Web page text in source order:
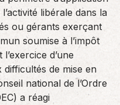
libérale dans la
ou gérants exerçant
soumise à l’impôt
d’une
de mise en
national de l’Ordre
a réagi